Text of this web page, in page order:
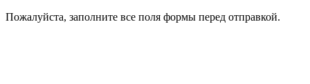
Пожалуйста, заполните все поля формы перед отправкой.